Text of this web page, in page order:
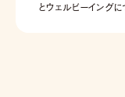
とウェルビーイングに